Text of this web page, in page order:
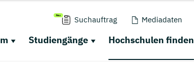
Suchauftrag Mediadaten
Studiengänge Hochschulen finden